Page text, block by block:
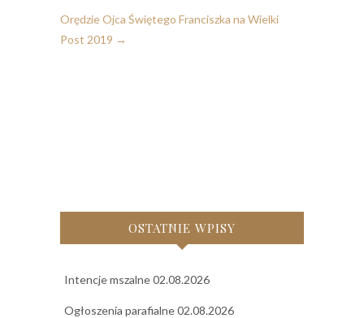
Orędzie Ojca Świętego Franciszka na Wielki
Post 2019 →
OSTATNIE WPISY
Intencje mszalne 02.08.2026
Ogłoszenia parafialne 02.08.2026